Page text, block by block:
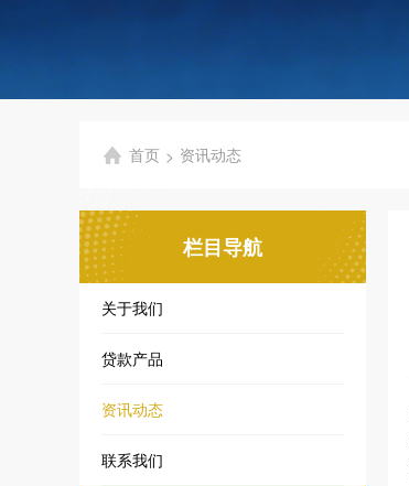
首页 > 资讯动态
栏目导航
关于我们
贷款产品
资讯动态
联系我们